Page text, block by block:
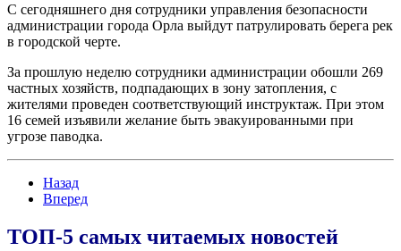
С сегодняшнего дня сотрудники управления безопасности
администрации города Орла выйдут патрулировать берега рек
в городской черте.
За прошлую неделю сотрудники администрации обошли 269
частных хозяйств, подпадающих в зону затопления, с
жителями проведен соответствующий инструктаж. При этом
16 семей изъявили желание быть эвакуированными при
угрозе паводка.
Назад
Вперед
ТОП-5 самых читаемых новостей